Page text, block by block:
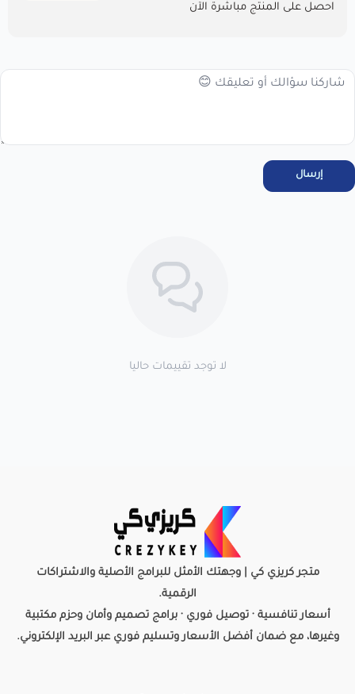
احصل على المنتج مباشرة الآن
والاسترجاع فى المتجر ، واتعهد باستخدام المنتجات . خلال 7 أيام من
الاستلام لضمان التف...
إرسال
لا توجد تقييمات حاليا
متجر كريزي كي | وجهتك الأمثل للبرامج الأصلية والاشتراكات
الرقمية.
أسعار تنافسية · توصيل فوري · برامج تصميم وأمان وحزم مكتبية
وغيرها، مع ضمان أفضل الأسعار وتسليم فوري عبر البريد الإلكتروني.